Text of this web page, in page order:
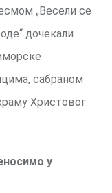
„Весели се
дочекали
сабраном
Христовог
у